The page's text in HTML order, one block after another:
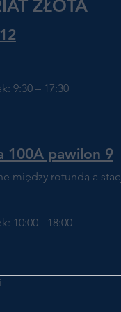
ZŁOTA
9:30 – 17:30
100A pawilon 9
między rotundą a
10:00 - 18:00